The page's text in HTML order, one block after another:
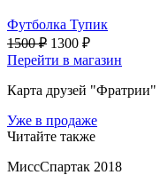
Футболка Тупик
1500 ₽ 1300 ₽
Перейти в магазин
Карта друзей "Фратрии"
Уже в продаже
Читайте также
МиссСпартак 2018